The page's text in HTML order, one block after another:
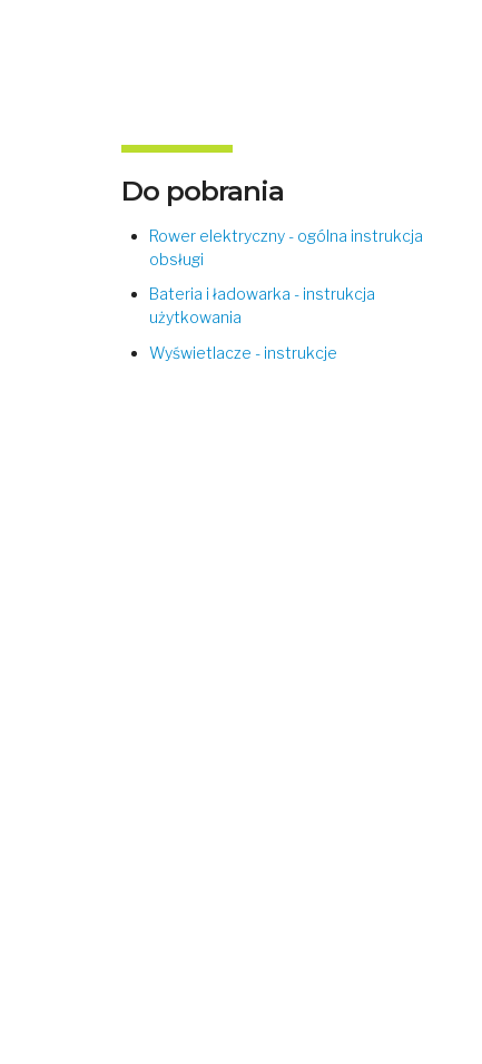
Do pobrania
Rower elektryczny - ogólna instrukcja
obsługi
Bateria i ładowarka - instrukcja
użytkowania
Wyświetlacze - instrukcje